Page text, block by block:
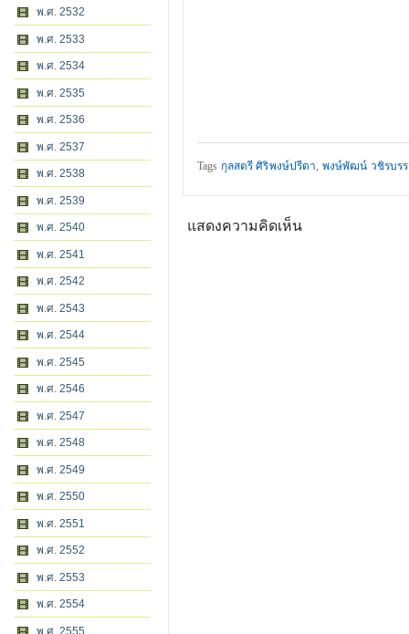
พ.ศ. 2532
พ.ศ. 2533
พ.ศ. 2534
พ.ศ. 2535
พ.ศ. 2536
พ.ศ. 2537
พ.ศ. 2538
พ.ศ. 2539
พ.ศ. 2540
พ.ศ. 2541
พ.ศ. 2542
พ.ศ. 2543
พ.ศ. 2544
พ.ศ. 2545
พ.ศ. 2546
พ.ศ. 2547
พ.ศ. 2548
พ.ศ. 2549
พ.ศ. 2550
พ.ศ. 2551
พ.ศ. 2552
พ.ศ. 2553
พ.ศ. 2554
พ.ศ. 2555
Tags กุลสตรี ศิริพงษ์ปรีดา, พงษ์พัฒน์ วชิรบรร
แสดงความคิดเห็น